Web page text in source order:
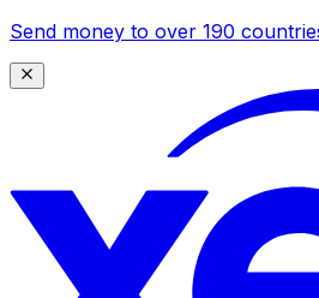
Send money to over 190